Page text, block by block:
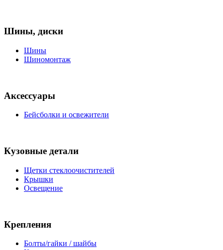
Шины, диски
Шины
Шиномонтаж
Аксессуары
Бейсболки и освежители
Кузовные детали
Щетки стеклоочистителей
Крышки
Освещение
Крепления
Болты/гайки / шайбы